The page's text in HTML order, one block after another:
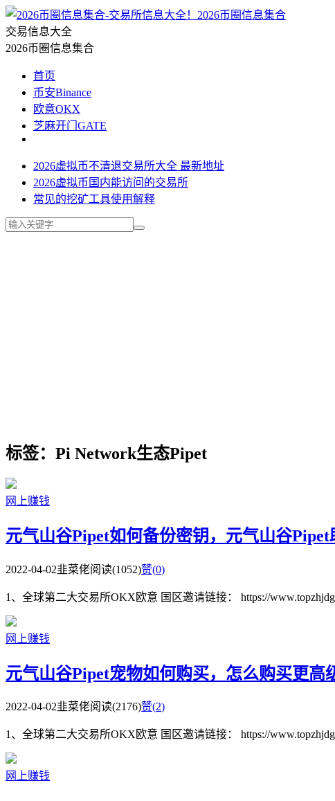
2026币圈信息集合
交易信息大全
2026币圈信息集合
首页
币安Binance
欧意OKX
芝麻开门GATE
2026虚拟币不清退交易所大全 最新地址
2026虚拟币国内能访问的交易所
常见的挖矿工具使用解释
标签：Pi Network生态Pipet
网上赚钱
元气山谷Pipet如何备份密钥，元气山谷
2022-04-02韭菜佬阅读(1052)赞(0)
1、全球第二大交易所OKX欧意 国区邀请链接： https://
网上赚钱
元气山谷Pipet宠物如何购买，怎么购买更高
2022-04-02韭菜佬阅读(2176)赞(2)
1、全球第二大交易所OKX欧意 国区邀请链接： https://
网上赚钱